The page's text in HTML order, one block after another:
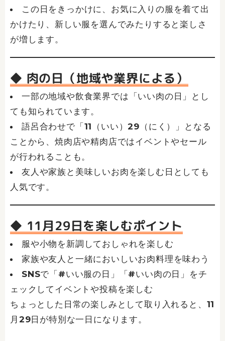
この日をきっかけに、お気に入りの服を着て出
かけたり、新しい服を選んでみたりすると楽しさ
が増します。
◆ 肉の日（地域や業界による）
一部の地域や飲食業界では「いい肉の日」とし
ても知られています。
語呂合わせで「11（いい）29（にく）」となる
ことから、焼肉店や精肉店ではイベントやセール
が行われることも。
友人や家族と美味しいお肉を楽しむ日としても
人気です。
◆ 11月29日を楽しむポイント
服や小物を新調しておしゃれを楽しむ
家族や友人と一緒においしいお肉料理を味わう
SNSで「#いい服の日」「#いい肉の日」をチ
ェックしてイベントや投稿を楽しむ
ちょっとした日常の楽しみとして取り入れると、11
月29日が特別な一日になります。